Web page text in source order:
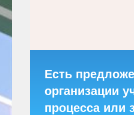
Есть
организации
процесса или